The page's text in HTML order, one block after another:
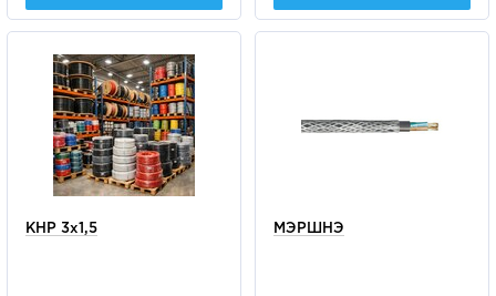
КНР 3х1,5 МЭРШНЭ